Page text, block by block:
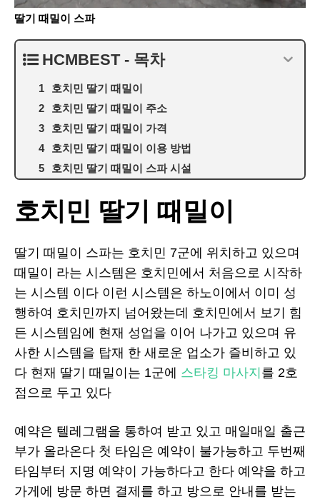
딸기 때밀이 스파
HCMBEST - 목차
호치민 딸기 때밀이
호치민 딸기 때밀이 주소
호치민 딸기 때밀이 가격
호치민 딸기 때밀이 이용 방법
호치민 딸기 때밀이 스파 시설
호치민 딸기 때밀이
딸기 때밀이 스파는 호치민 7군에 위치하고 있으며
때밀이 라는 시스템은 호치민에서 처음으로 시작하
는 시스템 이다 이런 시스템은 하노이에서 이미 성
행하여 호치민까지 넘어왔는데 호치민에서 보기 힘
든 시스템임에 현재 성업을 이어 나가고 있으며 유
사한 시스템을 탑재 한 새로운 업소가 즐비하고 있
다 현재 딸기 때밀이는 1군에 스타킹 마사지 를 2호
점으로 두고 있다
예약은 텔레그램을 통하여 받고 있고 매일매일 출근
부가 올라온다 첫 타임은 예약이 불가능하고 두번째
타임부터 지명 예약이 가능하다고 한다 예약을 하고
가게에 방문 하면 결제를 하고 방으로 안내를 받는